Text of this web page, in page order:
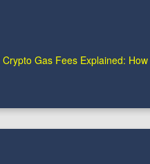
Crypto Gas Fees Explained: